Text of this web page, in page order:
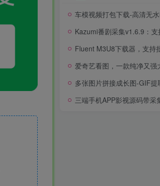
车模视频打包下载-高清无
Kazumi番剧采集v1.6.9：支持自定义规则+在线观
Fluent M3U8下载器，支持
爱奇艺看图，一款纯净又强
多张图片拼接成长图-GIF提
三端手机APP影视源码带采集手机H5源